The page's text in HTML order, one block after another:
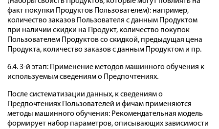
факт покупки Продуктов Пользователем): например,
количество заказов Пользователя с данным Продуктом
при наличии скидки на Продукт, количество покупок
Пользователем Продуктов со скидкой, предыдущая цена
Продукта, количество заказов с данным Продуктом и пр.
6.4. 3-й этап: Применение методов машинного обучения к
используемым сведениям о Предпочтениях.
После систематизации данных, к сведениям о
Предпочтениях Пользователей и фичам применяются
методы машинного обучения: Рекомендательная модель
формирует набор параметров, описывающих зависимости